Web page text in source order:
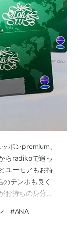
ポンpremium、
らradikoで追っ
ユーモアもお持
テンポも良く
お持ちの身分証
スでも良いの
きたい。ごき
#ANA